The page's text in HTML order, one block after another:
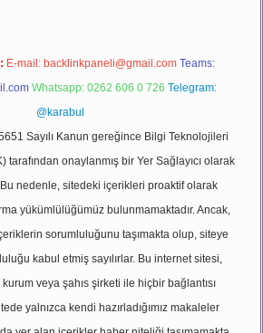
E-mail: backlinkpaneli@gmail.com Teams:
Whatsapp: 0262 606 0 726 Telegram:
@karabul
Sayılı Kanun gereğince Bilgi Teknolojileri
tarafından onaylanmış bir Yer Sağlayıcı olarak
nedenle, sitedeki içerikleri proaktif olarak
yükümlülüğümüz bulunmamaktadır. Ancak,
sorumluluğunu taşımakta olup, siteye
kabul etmiş sayılırlar. Bu internet sitesi,
veya şahıs şirketi ile hiçbir bağlantısı
yalnızca kendi hazırladığımız makaleler